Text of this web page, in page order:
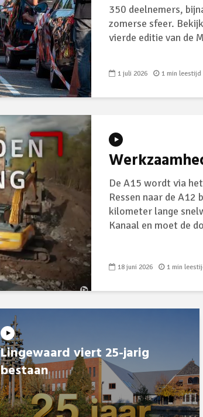
350 deelnemers,
zomerse sfeer.
vierde editie van de
1 juli 2026 1 min leestijd
De A15 wordt via
Ressen naar de A12
kilometer lange
Kanaal en moet de
18 juni 2026 1 min
Lingewaard viert 25-jarig
bestaan